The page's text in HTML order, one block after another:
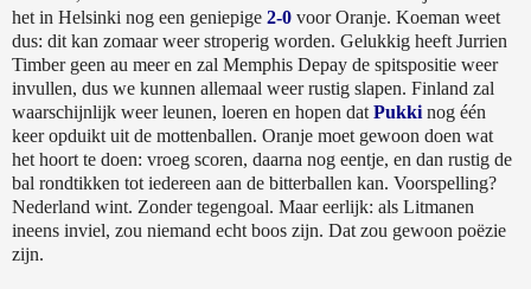
het in Helsinki nog een geniepige 2-0 voor Oranje. Koeman weet
dus: dit kan zomaar weer stroperig worden. Gelukkig heeft Jurrien
Timber geen au meer en zal Memphis Depay de spitspositie weer
invullen, dus we kunnen allemaal weer rustig slapen. Finland zal
waarschijnlijk weer leunen, loeren en hopen dat Pukki nog één
keer opduikt uit de mottenballen. Oranje moet gewoon doen wat
het hoort te doen: vroeg scoren, daarna nog eentje, en dan rustig de
bal rondtikken tot iedereen aan de bitterballen kan. Voorspelling?
Nederland wint. Zonder tegengoal. Maar eerlijk: als Litmanen
ineens inviel, zou niemand echt boos zijn. Dat zou gewoon poëzie
zijn.